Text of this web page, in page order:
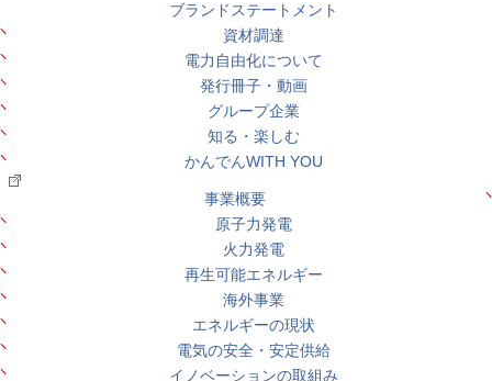
ブランドステートメント
資材調達
電力自由化について
発行冊子・動画
グループ企業
知る・楽しむ
かんでんWITH YOU
事業概要
原子力発電
火力発電
再生可能エネルギー
海外事業
エネルギーの現状
電気の安全・安定供給
イノベーションの取組み